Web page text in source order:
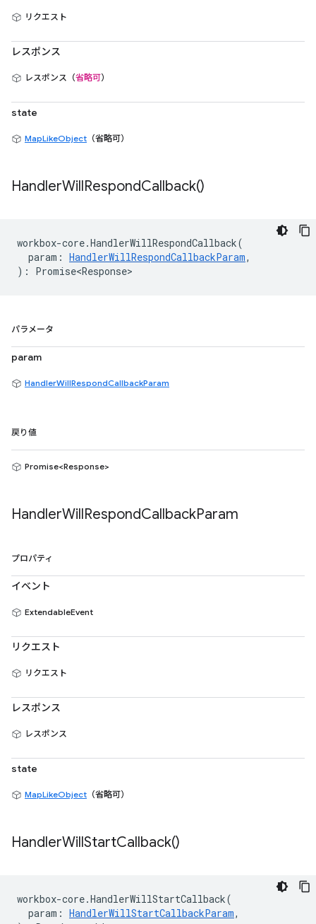
リクエスト
レスポンス
レスポンス（省略可）
state
MapLikeObject （省略可）
HandlerWillRespondCallback()
workbox-core.HandlerWillRespondCallback(
param : HandlerWillRespondCallbackParam,
) : Promise<Response>
パラメータ
param
HandlerWillRespondCallbackParam
戻り値
Promise<Response>
HandlerWillRespondCallbackParam
プロパティ
イベント
ExtendableEvent
リクエスト
リクエスト
レスポンス
レスポンス
state
MapLikeObject （省略可）
HandlerWillStartCallback()
workbox-core.HandlerWillStartCallback(
param : HandlerWillStartCallbackParam,